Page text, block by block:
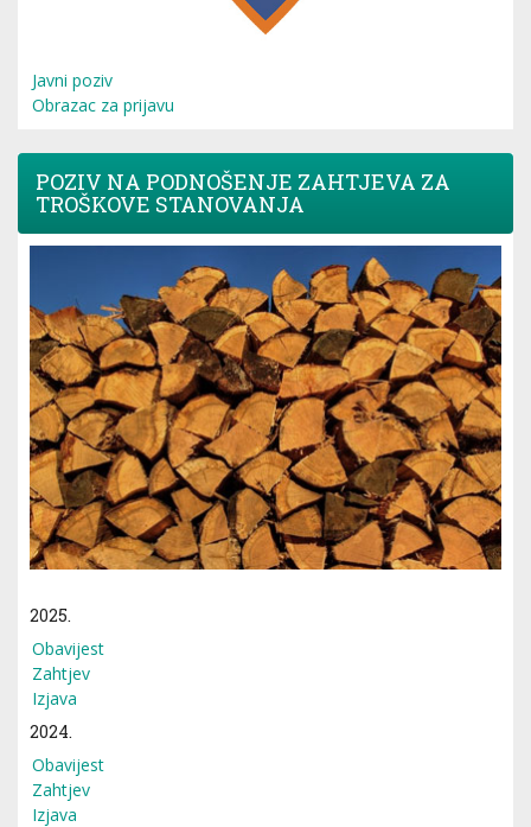
Javni poziv
Obrazac za prijavu
POZIV NA PODNOŠENJE ZAHTJEVA ZA
TROŠKOVE STANOVANJA
2025.
Obavijest
Zahtjev
Izjava
2024.
Obavijest
Zahtjev
Izjava